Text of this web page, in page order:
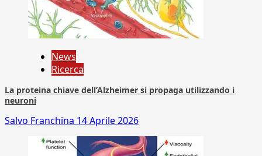
News
Ricerca
La proteina chiave dell’Alzheimer si propaga utilizzando i
neuroni
Salvo Franchina 14 Aprile 2026